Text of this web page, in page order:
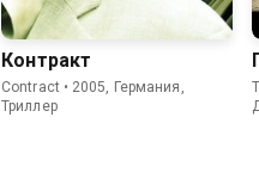
Контракт
Contract • 2005, Германия,
Триллер